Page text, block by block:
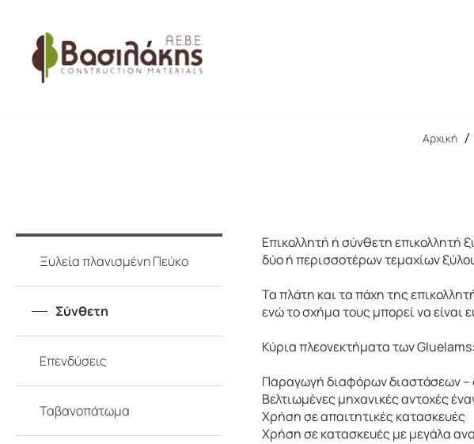
ΟΙΚΟΔΟΜΙΚΗ ΞΥΛΕΙΑ
Αρχική /
Ξυλεία πλανισμένη Πεύκο
Σύνθετη
Επενδύσεις
Ταβανοπάτωμα
Επικολλητή ή σύνθετη επικολλητή
δύο ή περισσοτέρων τεμαχίων
Τα πλάτη και τα πάχη της
ενώ το σχήμα τους μπορεί να είναι
Κύρια πλεονεκτήματα των Gluelams:
Παραγωγή διαφόρων διαστάσεων
Βελτιωμένες μηχανικές αντοχές
Χρήση σε απαιτητικές κατασκευές
Χρήση σε κατασκευές με μεγάλα